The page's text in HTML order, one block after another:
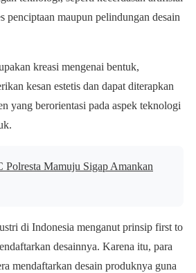
maupun pelindungan desain
kreasi mengenai bentuk,
kesan estetis dan dapat diterapkan
yang berorientasi pada aspek teknologi
Polresta Mamuju Sigap Amankan
di Indonesia menganut prinsip first to
desainnya. Karena itu, para
mendaftarkan desain produknya guna